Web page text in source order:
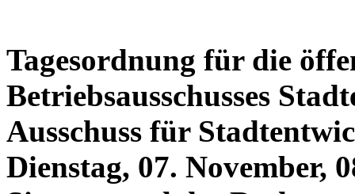
Tagesordnung für die
Betriebsausschusses
Ausschuss für
Dienstag, 07. November,